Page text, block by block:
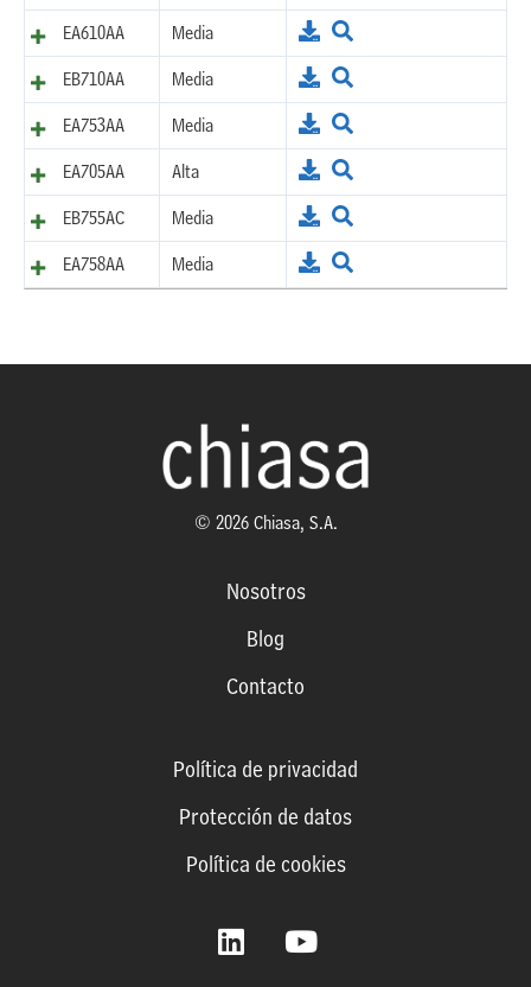
EA610AA Media
EB710AA Media
EA753AA Media
EA705AA Alta
EB755AC Media
EA758AA Media
© 2026 Chiasa, S.A.
Nosotros
Blog
Contacto
Política de privacidad
Protección de datos
Política de cookies
L
i
Y
o